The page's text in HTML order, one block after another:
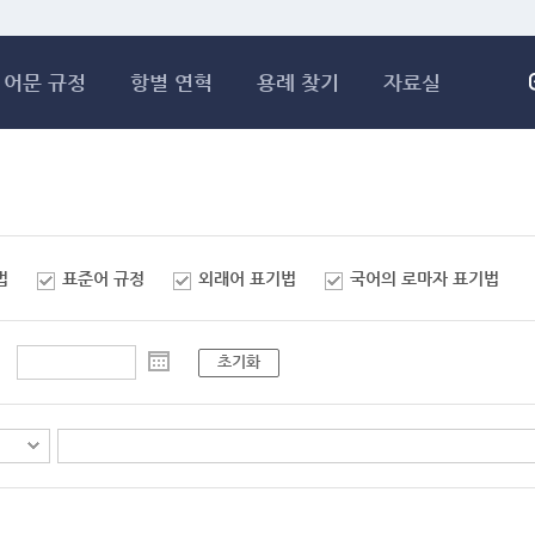
어문 규정 항별 연혁 용례 찾기 자료실
표준어 규정 외래어 표기법 국어의 로마자 표기법
초기화